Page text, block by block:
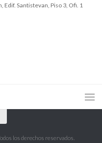
Edif. Santistevan, Piso 3, Ofi. 1
los derechos reservados.